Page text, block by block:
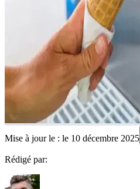
Mise à jour le : le 10 décembre 2025
Rédigé par: